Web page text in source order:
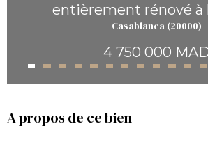
entièrement rénové à
Casablanca (20000)
4 750 000
A propos de ce bien